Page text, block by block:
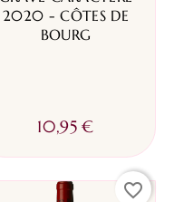
2020 - CÔTES DE
BOURG
10,95 €
favorite_border